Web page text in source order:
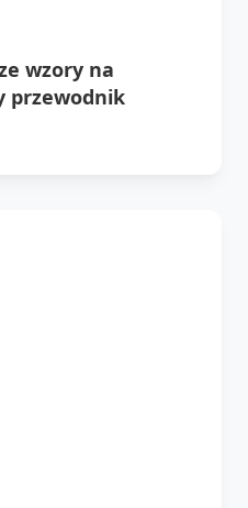
wzory na
przewodnik